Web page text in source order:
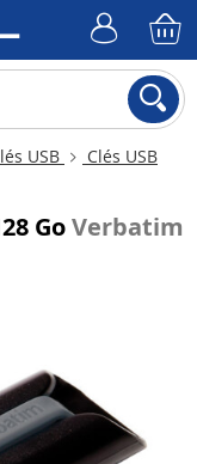
USB
Clés USB
GoVerbatim